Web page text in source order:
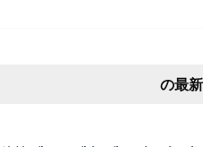
の最